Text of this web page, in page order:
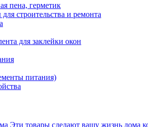
пена, герметик
строительства и ремонта
для заклейки окон
питания)
Эти товары сделают вашу жизнь дома